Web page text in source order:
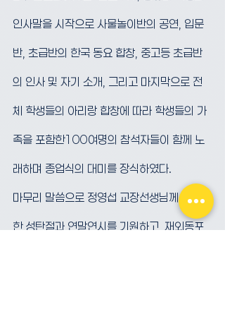
인사말을 시작으로 사물놀이반의 공연, 입문
반, 초급반의 한국 동요 합창, 중고등 초급반
의 인사 및 자기 소개, 그리고 마지막으로 전
체 학생들의 아리랑 합창에 따라 학생들의 가
족을 포함한100여명의 참석자들이 함께 노
래하며 종업식의 대미를 장식하였다.
마무리 말씀으로 정영섭 교장선생님께서 행복
한 성탄절과 연말연시를 기원하고, 재외동포